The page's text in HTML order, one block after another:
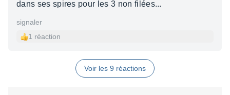
dans ses spires pour les 3 non filées...
signaler
1 réaction
Voir les 9 réactions